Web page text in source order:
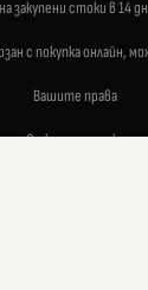
закупени стоки в 14
с покупка онлайн,
Вашите права
Отказ от сделка